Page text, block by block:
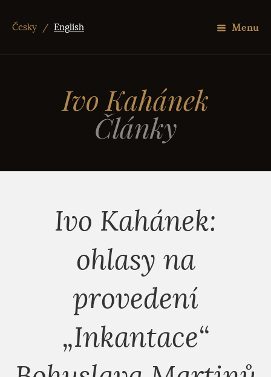
Menu
Česky / English
Ivo Kahánek
Články
Ivo Kahánek:
ohlasy na
provedení
„Inkantace“